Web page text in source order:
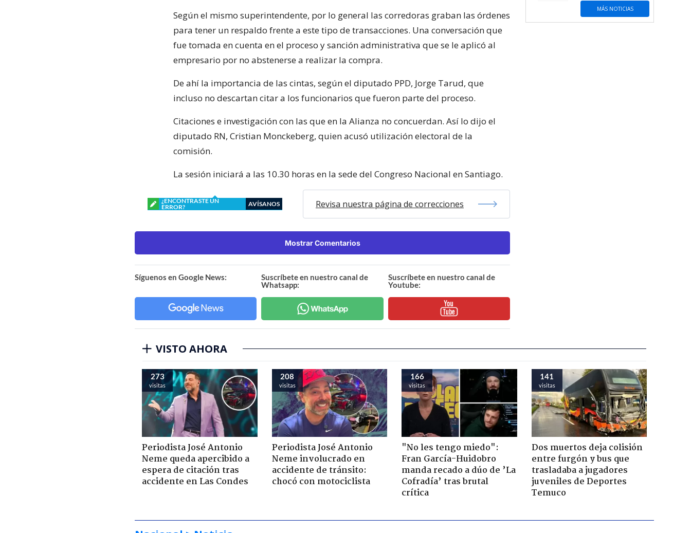
Según el mismo superintendente, por lo general las corredoras graban las órdenes
para tener un respaldo frente a este tipo de transacciones. Una conversación que
fue tomada en cuenta en el proceso y sanción administrativa que se le aplicó al
empresario por no abstenerse a realizar la compra.
De ahí la importancia de las cintas, según el diputado PPD, Jorge Tarud, que
incluso no descartan citar a los funcionarios que fueron parte del proceso.
Citaciones e investigación con las que en la Alianza no concuerdan. Así lo dijo el
diputado RN, Cristian Monckeberg, quien acusó utilización electoral de la
comisión.
La sesión iniciará a las 10.30 horas en la sede del Congreso Nacional en Santiago.
¿ENCONTRASTE UN
ERROR?
AVÍSANOS Revisa nuestra página de correcciones
Mostrar Comentarios
Síguenos en Google News:
Suscríbete en nuestro canal de
Whatsapp:
Suscríbete en nuestro canal de
Youtube:
MÁS NOTICIAS
VISTO AHORA
273
visitas
Periodista José Antonio
Neme queda apercibido a
espera de citación tras
accidente en Las Condes
208
visitas
Periodista José Antonio
Neme involucrado en
accidente de tránsito:
chocó con motociclista
166
visitas
"No les tengo miedo":
Fran García-Huidobro
manda recado a dúo de ’La
Cofradía’ tras brutal
crítica
141
visitas
Dos muertos deja colisión
entre furgón y bus que
trasladaba a jugadores
juveniles de Deportes
Temuco